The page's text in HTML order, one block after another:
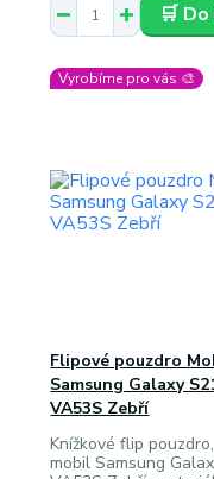
🛒
Vyrobíme pro vás 🎨
Flipové pouzdro
Samsung Galaxy
VA53S Zebří
Knížkové flip
mobil Samsung